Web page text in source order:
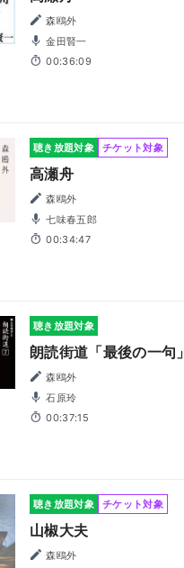
森鴎外
金田賢一
00:36:09
聴き放題対象 チケット対象
高瀬舟
森鴎外
七味春五郎
00:34:47
聴き放題対象
朗読街道「最後の一句」
森鴎外
石原玲
00:37:15
聴き放題対象 チケット対象
山椒大夫
森鴎外